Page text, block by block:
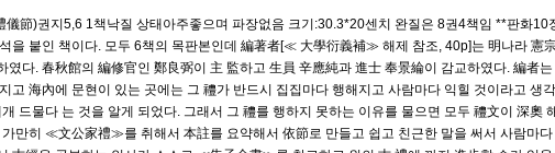
儀節)권지5,6 1책낙질 상태아주좋으며 파장없음 크기:30.3*20센치 완질은 8권4책임 **판화
을 붙인 책이다. 모두 6책의 목판본인데 編著者[≪ 大學衍義補≫ 해제 참조, 40p]는 明나라 憲
였다. 春秋館의 編修官인 鄭良弼이 主 監하고 生員 辛應純과 進士 奉景綸이 감교하였다. 編者
고 海內에 문현이 있는 곳에는 그 禮가 반드시 집집마다 행해지고 사람마다 익힐 것이라고 생
드물다 는 것을 알게 되었다. 그래서 그 禮를 행하지 못하는 이유를 물으면 모두 禮文이 深奧
만히 ≪文公家禮≫를 취해서 本註를 요약해서 依節로 만들고 쉽고 친근한 말을 써서 사람마